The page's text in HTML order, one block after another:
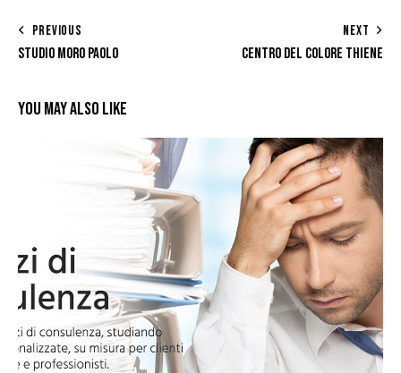
PREVIOUS
STUDIO MORO PAOLO
NEXT
CENTRO DEL COLORE THIENE
YOU MAY ALSO LIKE